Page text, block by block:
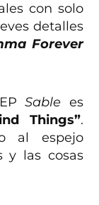
con solo
detalles
Forever
EPSable es
Things”.
al espejo
y las cosas